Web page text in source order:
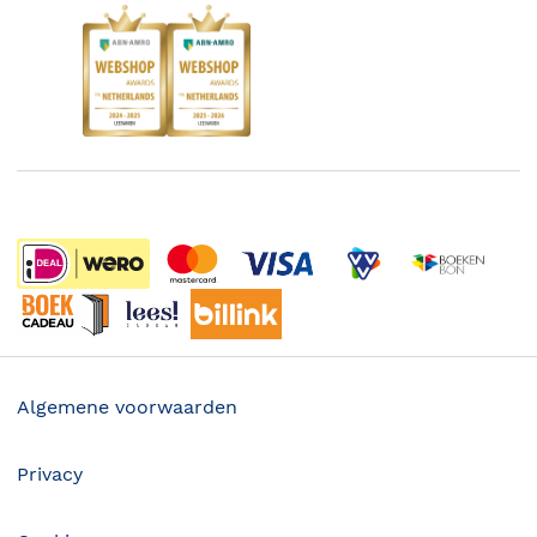
Discriminerende boeken
Kinderboekenweek
Boekenbon
De Nationale Voorleesdagen
Wet op de Vaste Boekenprijs
Winacties
Algemene voorwaarden
Privacy